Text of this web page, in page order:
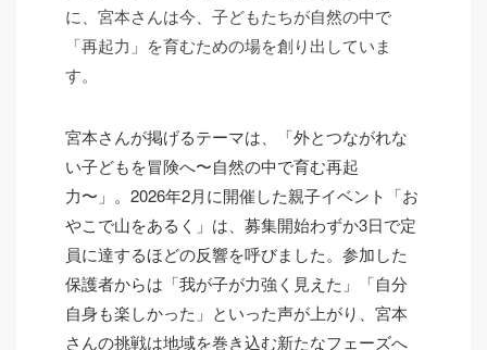
に、宮本さんは今、子どもたちが自然の中で
「再起力」を育むための場を創り出していま
す。
宮本さんが掲げるテーマは、「外とつながれな
い子どもを冒険へ〜自然の中で育む再起
力〜」。2026年2月に開催した親子イベント「お
やこで山をあるく」は、募集開始わずか3日で定
員に達するほどの反響を呼びました。参加した
保護者からは「我が子が力強く見えた」「自分
自身も楽しかった」といった声が上がり、宮本
さんの挑戦は地域を巻き込む新たなフェーズへ